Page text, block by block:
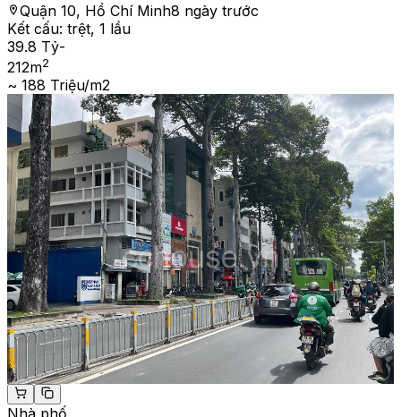
Quận 10, Hồ Chí Minh8 ngày trước
Kết cấu: trệt, 1 lầu
39.8 Tỷ-
212m2
~ 188 Triệu/m2